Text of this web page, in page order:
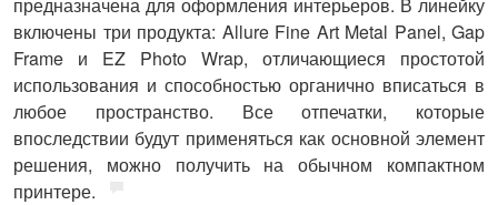
включены три продукта: Allure Fine Art Metal Panel, Gap
Frame и EZ Photo Wrap, отличающиеся простотой
использования и способностью органично вписаться в
любое пространство. Все отпечатки, которые
впоследствии будут применяться как основной элемент
решения, можно получить на обычном компактном
принтере.